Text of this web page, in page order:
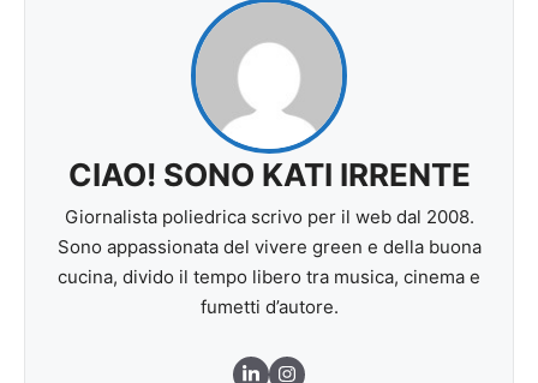
CIAO! SONO KATI IRRENTE
Giornalista poliedrica scrivo per il web dal 2008.
Sono appassionata del vivere green e della buona
cucina, divido il tempo libero tra musica, cinema e
fumetti d’autore.